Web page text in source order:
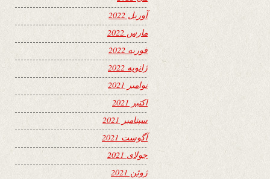
آوریل 2022
مارس 2022
فوریه 2022
ژانویه 2022
نوامبر 2021
اکتبر 2021
سپتامبر 2021
آگوست 2021
جولای 2021
ژوئن 2021